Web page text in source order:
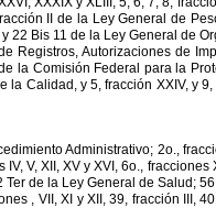
de la Ley General de
y 22 Bis 11 de la Ley General de
Registros, Autorizaciones de
la Comisión Federal para la
la Calidad, y 5, fracción XXIV, y 9,
Administrativo; 2o.,
IV, V, XII, XV y XVI, 6o., fracciones
Ter de la Ley General de Salud; 56
, VII, XI y XII, 39, fracción III,